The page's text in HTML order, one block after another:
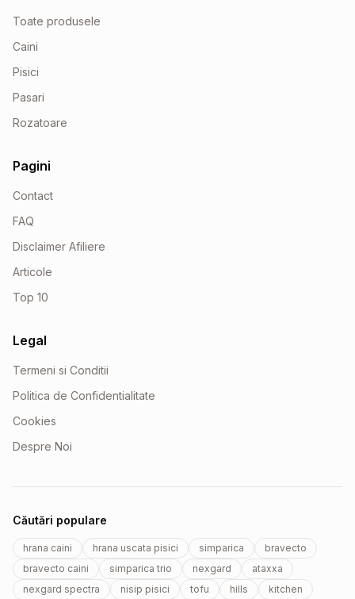
Toate produsele
Caini
Pisici
Pasari
Rozatoare
Pagini
Contact
FAQ
Disclaimer Afiliere
Articole
Top 10
Legal
Termeni si Conditii
Politica de Confidentialitate
Cookies
Despre Noi
Căutări populare
hrana caini hrana uscata pisici simparica
bravecto
bravecto caini
simparica trio nexgard
ataxxa
nexgard spectra
nisip pisici tofu hills kitchen